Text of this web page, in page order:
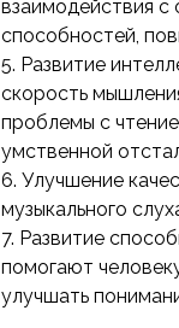
взаимодействия
способностей,
5. Развитие
скорость
проблемы с
умственной
6. Улучшение
музыкального
7. Развитие
помогают
улучшать